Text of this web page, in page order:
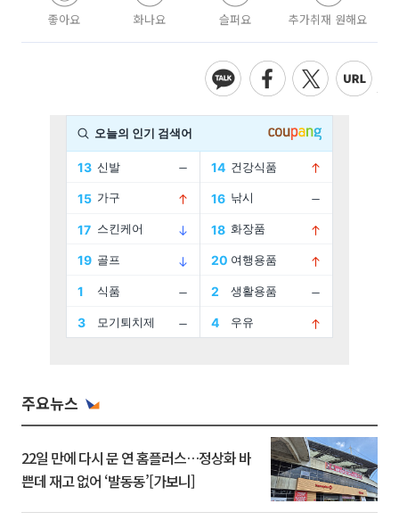
좋아요 화나요 슬퍼요 추가취재 원해요
주요뉴스
22일 만에 다시 문 연 홈플러스…정상화 바
쁜데 재고 없어 ‘발동동’[가보니]